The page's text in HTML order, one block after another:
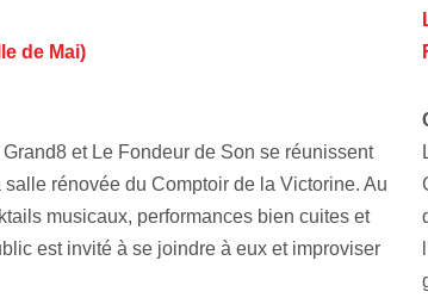
de Mai)
et Le Fondeur de Son se réunissent
rénovée du Comptoir de la Victorine. Au
musicaux, performances bien cuites et
est invité à se joindre à eux et improviser